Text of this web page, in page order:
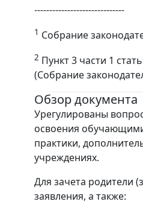
------------------------------
1 Собрание
2 Пункт 3 части 1
(Собрание
Обзор документа
Урегулированы
освоения
практики,
учреждениях.
Для зачета родители
заявления, а также: